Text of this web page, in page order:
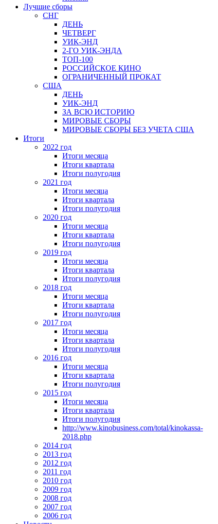
Лучшие сборы
СНГ
ДЕНЬ
ЧЕТВЕРГ
УИК-ЭНД
2-ГО УИК-ЭНДА
ТОП-100
РОССИЙСКОЕ КИНО
ОГРАНИЧЕННЫЙ ПРОКАТ
США
ДЕНЬ
УИК-ЭНД
ЗА ВСЮ ИСТОРИЮ
МИРОВЫЕ СБОРЫ
МИРОВЫЕ СБОРЫ БЕЗ УЧЕТА США
Итоги
2022 год
Итоги месяца
Итоги квартала
Итоги полугодия
2021 год
Итоги месяца
Итоги квартала
Итоги полугодия
2020 год
Итоги месяца
Итоги квартала
Итоги полугодия
2019 год
Итоги месяца
Итоги квартала
Итоги полугодия
2018 год
Итоги месяца
Итоги квартала
Итоги полугодия
2017 год
Итоги месяца
Итоги квартала
Итоги полугодия
2016 год
Итоги месяца
Итоги квартала
Итоги полугодия
2015 год
Итоги месяца
Итоги квартала
Итоги полугодия
http://www.kinobusiness.com/total/kinokassa-
2018.php
2014 год
2013 год
2012 год
2011 год
2010 год
2009 год
2008 год
2007 год
2006 год